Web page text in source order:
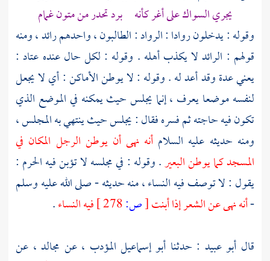
يجري السواك على أغر كأنه برد تحدر من متون غمام
وقوله : يدخلون روادا : الرواد : الطالبون ، واحدهم رائد ، ومنه
قولهم : الرائد لا يكذب أهله . وقوله : لكل حال عنده عتاد :
يعني عدة وقد أعد له . وقوله : لا يوطن الأماكن : أي لا يجعل
لنفسه موضعا يعرف ، إنما يجلس حيث يمكنه في الموضع الذي
تكون فيه حاجته ثم فسره فقال : يجلس حيث ينتهي به المجلس ،
ومنه حديثه عليه السلام أنه نهى أن يوطن الرجل المكان في
المسجد كما يوطن البعير. وقوله : في مجلسه لا تؤبن فيه الحرم :
يقول : لا توصف فيه النساء ، منه حديثه - صلى الله عليه وسلم
-أنه نهى عن الشعر إذا أبنت[ص: فيه النساء.
قال أبو عبيد : حدثنا أبو إسماعيل المؤدب ، عن مجالد ، عن